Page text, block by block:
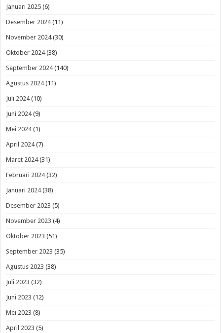
Januari 2025 (6)
Desember 2024(11)
November 2024(30)
Oktober 2024(38)
September 2024(140)
Agustus 2024(11)
Juli 2024(10)
Juni 2024(9)
Mei 2024(1)
April 2024(7)
Maret 2024(31)
Februari 2024(32)
Januari 2024(38)
Desember 2023 (5)
November 2023 (4)
Oktober 2023 (51)
September 2023 (35)
Agustus 2023 (38)
Juli 2023 (32)
Juni 2023 (12)
Mei 2023 (8)
April 2023 (5)